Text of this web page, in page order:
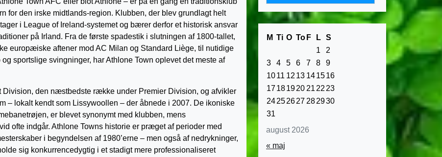
for den irske midtlands-region. Klubben, der blev grundlagt helt
i League of Ireland-systemet og bærer derfor et historisk ansvar
på Irland. Fra de første spadestik i slutningen af 1800-tallet,
europæiske aftener mod AC Milan og Standard Liège, til nutidige
sportslige svingninger, har Athlone Town oplevet det meste af
Division, den næstbedste række under Premier Division, og afvikler
– lokalt kendt som Lissywoollen – der åbnede i 2007. De ikoniske
er blevet synonymt med klubben, mens
ofte indgår. Athlone Towns historie er præget af perioder med
i begyndelsen af 1980’erne – men også af nedrykninger,
sig konkurrencedygtig i et stadigt mere professionaliseret
august 2026
M Ti O To F L S
1
2
3
4 5 6 7 8
9
1011 12 13 141516
17181920 21 22 23
24252627 282930
31
« maj